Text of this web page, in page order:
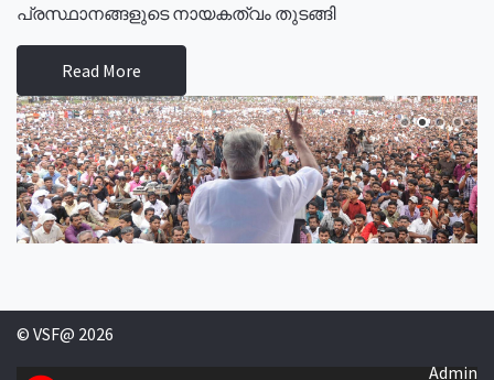
പ്രസ്ഥാനങ്ങളുടെ നായകത്വം തുടങ്ങി
Read More
© VSF@ 2026
Admin